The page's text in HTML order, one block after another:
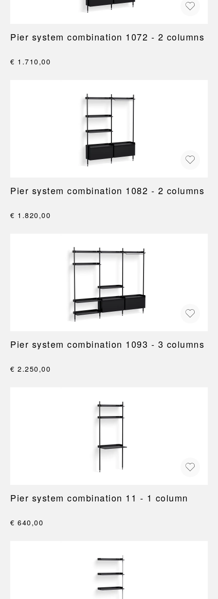
Pier system combination 1072 - 2 columns
€ 1.710,00
Pier system combination 1082 - 2 columns
€ 1.820,00
Pier system combination 1093 - 3 columns
€ 2.250,00
Pier system combination 11 - 1 column
€ 640,00